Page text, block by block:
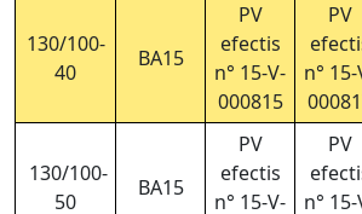
130/100-
40
BA15
PV
efectis
n° 15-V-
000815
PV
n° 15-
130/100-
50
BA15
PV
efectis
n° 15-V-
PV
n° 15-